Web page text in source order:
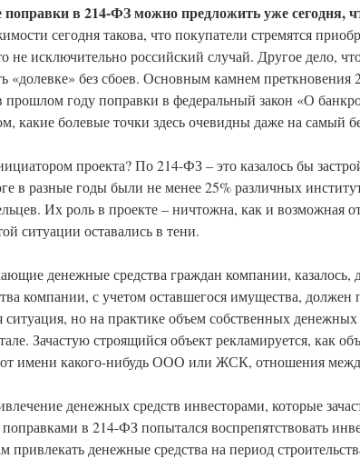
в 214-ФЗ можно предложить уже сегодня,
сегодня такова, что покупатели стремятся
не исключительно российский случай. Другое дело,
«долевке» без сбоев. Основным камнем преткновения
прошлом году поправки в федеральный закон «О
какие болевые точки здесь очевидны даже на самый
проекта? По 214-ФЗ – это казалось бы
в разные годы были не менее 25% различных
Их роль в проекте – ничтожна, как и возможная
ситуации оставались в тени.
денежные средства граждан компании,
компании, с учетом оставшегося имущества,
ситуация, но на практике объем собственных
Зачастую строящийся объект рекламируется, как
от имени какого-нибудь ООО или ЖСК, отношения
денежных средств инвесторами, которые
в 214-ФЗ попытался воспрепятствовать
привлекать денежные средства на период